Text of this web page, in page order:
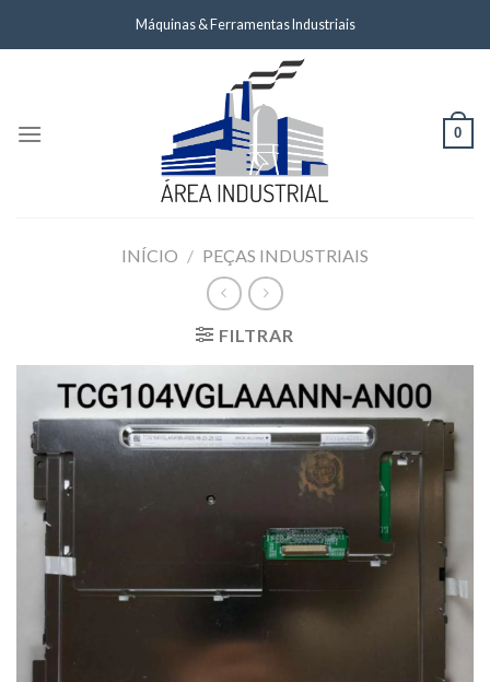
Máquinas & Ferramentas Industriais
0
INÍCIO / PEÇAS INDUSTRIAIS
FILTRAR